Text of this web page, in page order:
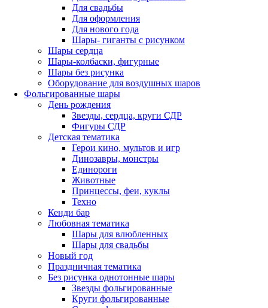
Для свадьбы
Для оформления
Для нового года
Шары- гиганты с рисунком
Шары сердца
Шары-колбаски, фигурные
Шары без рисунка
Оборудование для воздушных шаров
Фольгированные шары
День рождения
Звезды, сердца, круги СДР
Фигуры СДР
Детская тематика
Герои кино, мультов и игр
Динозавры, монстры
Единороги
Животные
Принцессы, феи, куклы
Техно
Кенди бар
Любовная тематика
Шары для влюбленных
Шары для свадьбы
Новый год
Праздничная тематика
Без рисунка однотонные шары
Звезды фольгированные
Круги фольгированные